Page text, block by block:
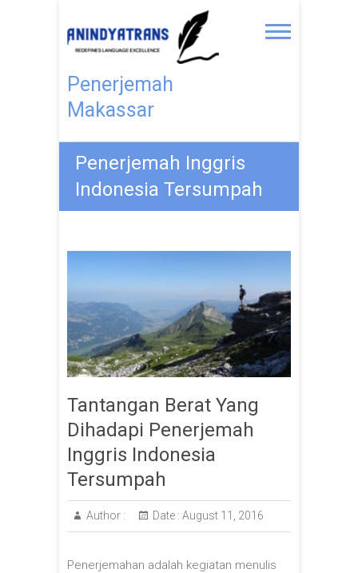
Penerjemah
Makassar
Penerjemah Inggris
Indonesia Tersumpah
Tantangan Berat Yang
Dihadapi Penerjemah
Inggris Indonesia
Tersumpah
Author : Date : August 11, 2016
Penerjemahan adalah kegiatan menulis